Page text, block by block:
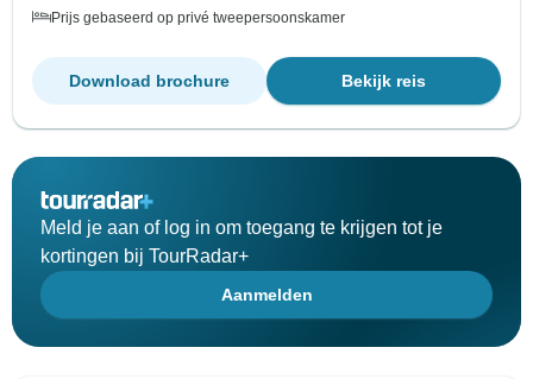
Prijs gebaseerd op privé tweepersoonskamer
Bekijk reis
Download brochure
Meld je aan of log in om toegang te krijgen tot je
kortingen bij TourRadar+
Aanmelden